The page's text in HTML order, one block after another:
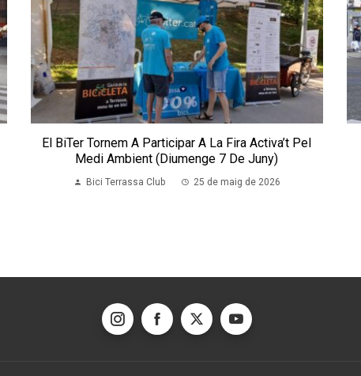
El BiTer Tornem A Participar A La Fira Activa’t Pel
Medi Ambient (diumenge 7 De Juny)
Bici Terrassa Club 25 de maig de 2026